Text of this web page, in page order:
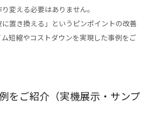
変える必要はありません。
に置き換える」というピンポイントの改善
短縮やコストダウンを実現した事例をご
をご紹介（実機展示・サンプ